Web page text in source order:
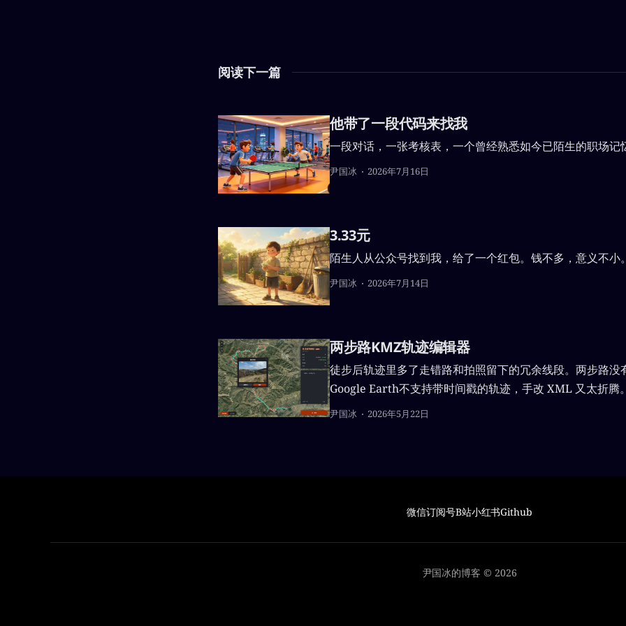
阅读下一篇
他带了一段代码来找我
一段对话，一张考核表，一个曾经熟悉如今已陌生的职场记
尹国冰 2026年7月16日
3.33元
陌生人从公众号找到我，给了一个红包。钱不多，意义不小
尹国冰 2026年7月14日
两步路KMZ轨迹编辑器
徒步后轨迹里多了走错路和拍照留下的冗余线段。两步路没
Google Earth不支持带时间戳的轨迹，手改 XML 又太折腾
coding了一个 KMZ轨迹编辑器。
尹国冰 2026年5月22日
微信订阅号B站小红书Github
尹国冰的博客 © 2026